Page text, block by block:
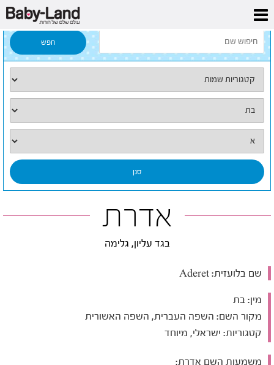
דף הבית
אדרת
בגד עליון, גלימה
שם בלועזית:
מין: בת
מקור השם: השפה העברית, השפה האשורית
קטגוריות: ישראלי, מיוחד
משמעות השם אדרת: